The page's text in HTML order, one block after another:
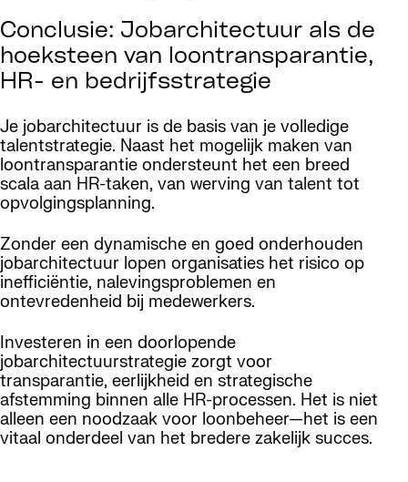
Conclusie: Jobarchitectuur als de
hoeksteen van loontransparantie,
HR- en bedrijfsstrategie
Je jobarchitectuur is de basis van je volledige
talentstrategie. Naast het mogelijk maken van
loontransparantie ondersteunt het een breed
scala aan HR-taken, van werving van talent tot
opvolgingsplanning.
Zonder een dynamische en goed onderhouden
jobarchitectuur lopen organisaties het risico op
inefficiëntie, nalevingsproblemen en
ontevredenheid bij medewerkers.
Investeren in een doorlopende
jobarchitectuurstrategie zorgt voor
transparantie, eerlijkheid en strategische
afstemming binnen alle HR-processen. Het is niet
alleen een noodzaak voor loonbeheer—het is een
vitaal onderdeel van het bredere zakelijk succes.